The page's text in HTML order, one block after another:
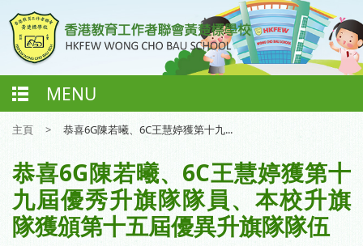
MENU
主頁 > 恭喜6G陳若曦、6C王慧婷獲第十九...
恭喜6G陳若曦、6C王慧婷獲第十
九屆優秀升旗隊隊員、本校升旗
隊獲頒第十五屆優異升旗隊隊伍